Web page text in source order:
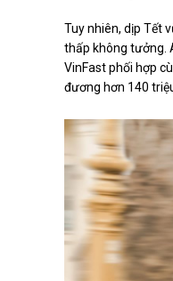
Tuy nhiên, dịp Tết
thấp không tưởng.
VinFast phối hợp
đương hơn 140